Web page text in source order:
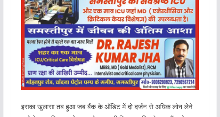
इसका खुलासा तब हुआ जब बैंक के ऑडिट में दो दर्जन से अधिक लोन लेने